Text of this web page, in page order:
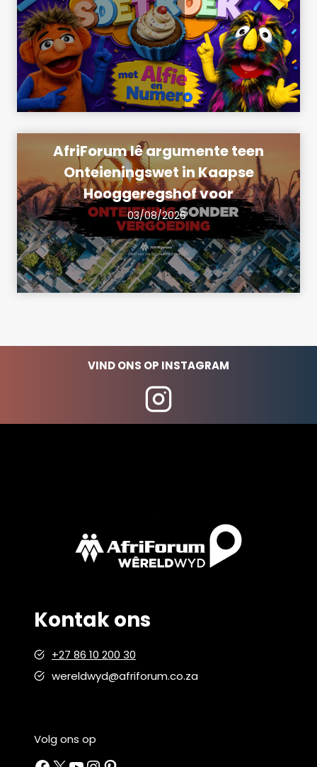
AfriForum lê argumente teen
Onteieningswet in Kaapse
Hooggeregshof voor
03/08/2026
VIND ONS OP INSTAGRAM
Kontak ons
+27 86 10 200 30
wereldwyd@afriforum.co.za
Volg ons op